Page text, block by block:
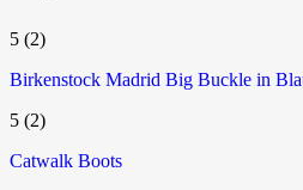
5 (2)
Birkenstock Madrid Big Buckle in
5 (2)
Catwalk Boots